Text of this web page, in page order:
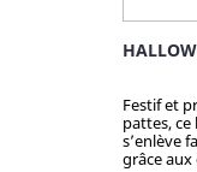
Festif et
pattes,
s’enlève
grâce